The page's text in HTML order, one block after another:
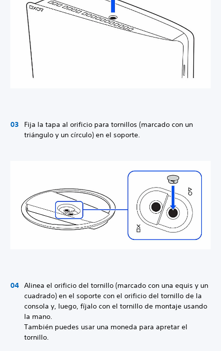
Fija la tapa al orificio para tornillos (marcado con un
triángulo y un círculo) en el soporte.
Alinea el orificio del tornillo (marcado con una equis y un
cuadrado) en el soporte con el orificio del tornillo de la
consola y, luego, fíjalo con el tornillo de montaje usando
la mano.
También puedes usar una moneda para apretar el
tornillo.